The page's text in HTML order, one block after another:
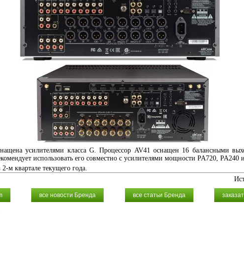
усилителями класса G. Процессор AV41 оснащен 16 балансными
использовать его совместно с усилителями мощности PA720, PA240
м квартале текущего года.
все новости Бренда все статьи Бренда